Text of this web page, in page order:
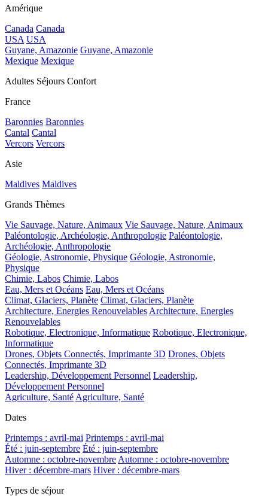
Amérique
Canada Canada
USA USA
Guyane, Amazonie Guyane, Amazonie
Mexique Mexique
Adultes Séjours Confort
France
Baronnies Baronnies
Cantal Cantal
Vercors Vercors
Asie
Maldives Maldives
Grands Thèmes
Vie Sauvage, Nature, Animaux Vie Sauvage, Nature, Animaux
Paléontologie, Archéologie, Anthropologie Paléontologie,
Archéologie, Anthropologie
Géologie, Astronomie, Physique Géologie, Astronomie,
Physique
Chimie, Labos Chimie, Labos
Eau, Mers et Océans Eau, Mers et Océans
Climat, Glaciers, Planète Climat, Glaciers, Planète
Architecture, Energies Renouvelables Architecture, Energies
Renouvelables
Robotique, Electronique, Informatique Robotique, Electronique,
Informatique
Drones, Objets Connectés, Imprimante 3D Drones, Objets
Connectés, Imprimante 3D
Leadership, Développement Personnel Leadership,
Développement Personnel
Agriculture, Santé Agriculture, Santé
Dates
Printemps : avril-mai Printemps : avril-mai
Été : juin-septembre Été : juin-septembre
Automne : octobre-novembre Automne : octobre-novembre
Hiver : décembre-mars Hiver : décembre-mars
Types de séjour